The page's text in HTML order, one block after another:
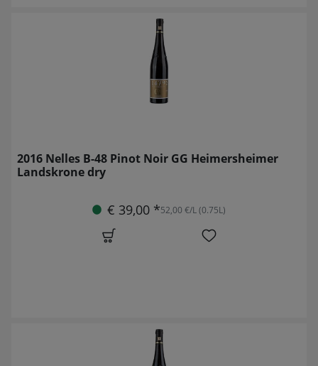
2016 Nelles B-48 Pinot Noir GG Heimersheimer
Landskrone dry
€ 39,00 *52,00 €/L (0.75L)